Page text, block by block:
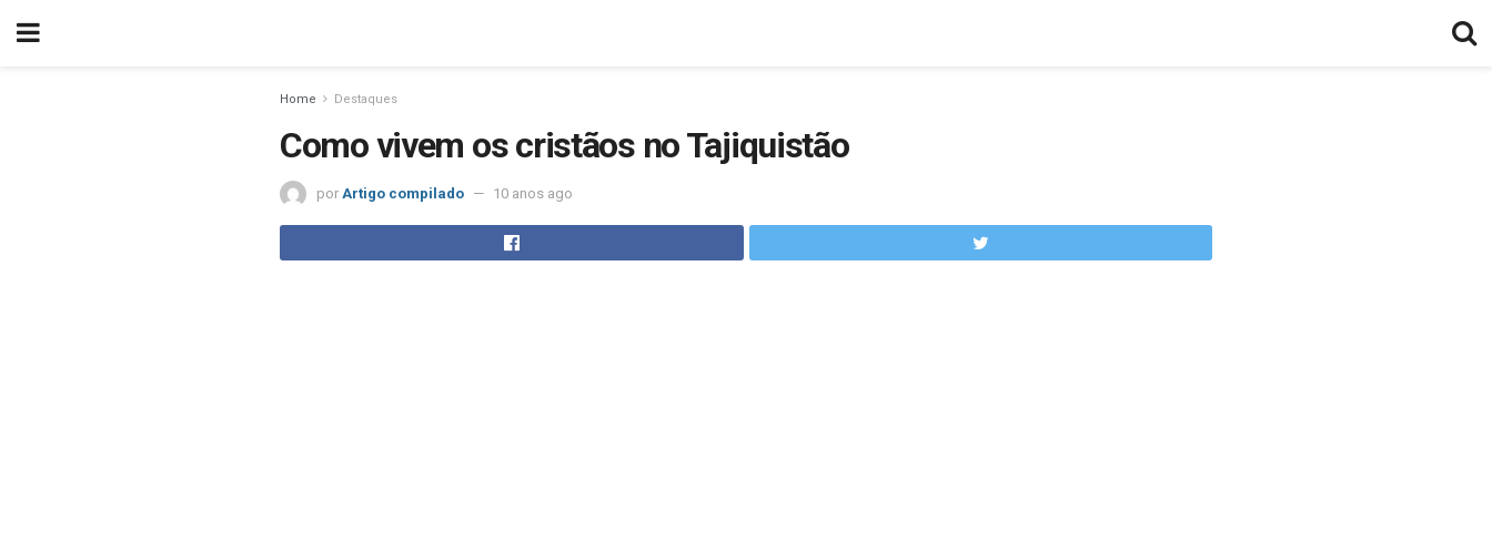
Home Destaques
Como vivem os cristãos no Tajiquistão
por Artigo compilado 10 anos ago